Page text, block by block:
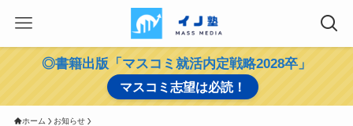
◎書籍出版「マスコミ就活内定戦略2028卒」
マスコミ志望は必読！
ホーム お知らせ